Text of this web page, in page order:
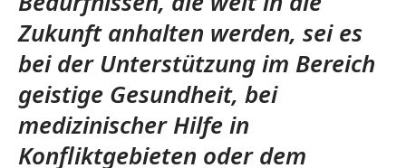
Zukunft anhalten werden, sei es
bei der Unterstützung im Bereich
geistige Gesundheit, bei
medizinischer Hilfe in
Konfliktgebieten oder dem